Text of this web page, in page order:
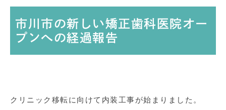
市川市の新しい矯正歯科医院オー
プンへの経過報告
クリニック移転に向けて内装工事が始まりました。